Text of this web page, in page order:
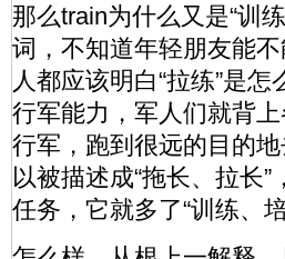
那么train为什么又是“训
词，不知道年轻朋友能
人都应该明白“拉练”是
行军能力，军人们就背
行军，跑到很远的目的
以被描述成“拖长、拉长
任务，它就多了“训练、